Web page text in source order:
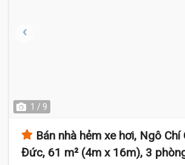
1 / 9
Bán nhà hẻm xe hơi, Ngô Chí
Đức, 61 m² (4m x 16m), 3